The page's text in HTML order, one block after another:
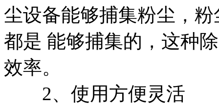
尘设备能够捕集粉尘，
都是 能够捕集的，这种
效率。
2、使用方便灵活